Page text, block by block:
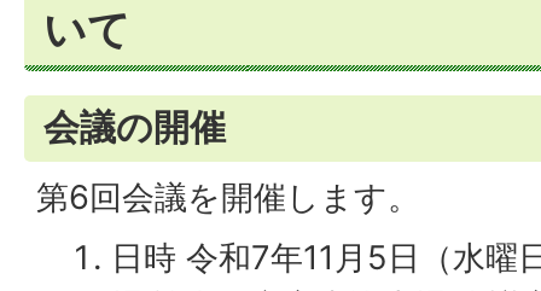
いて
会議の開催
第6回会議を開催します。
日時 令和7年11月5日（水曜